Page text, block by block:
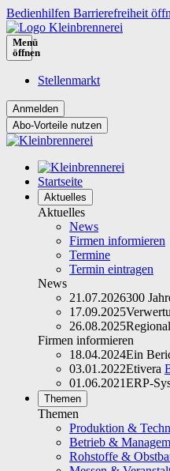
Bedienhilfen Barrierefreiheit
Menü
öffnen
Stellenmarkt
Abo-Vorteile nutzen
Startseite
Aktuelles
Aktuelles
News
Firmen informieren
Termine
Termin eintragen
News
21.07.2026300
17.09.2025
26.08.2025
Firmen informieren
18.04.2024Ein
03.01.2022Etivera
01.06.2021ERP-
Themen
Themen
Produktion &
Betrieb &
Rohstoffe &